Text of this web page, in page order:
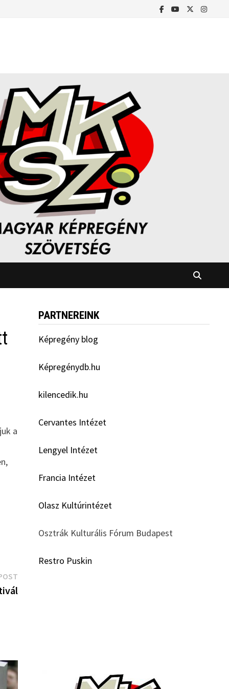
a
Next
post:
PARTNEREINK
Képregény blog
Képregénydb.hu
kilencedik.hu
Cervantes Intézet
Lengyel Intézet
Francia Intézet
Olasz Kultúrintézet
Osztrák Kulturális Fórum Budapest
Restro Puskin